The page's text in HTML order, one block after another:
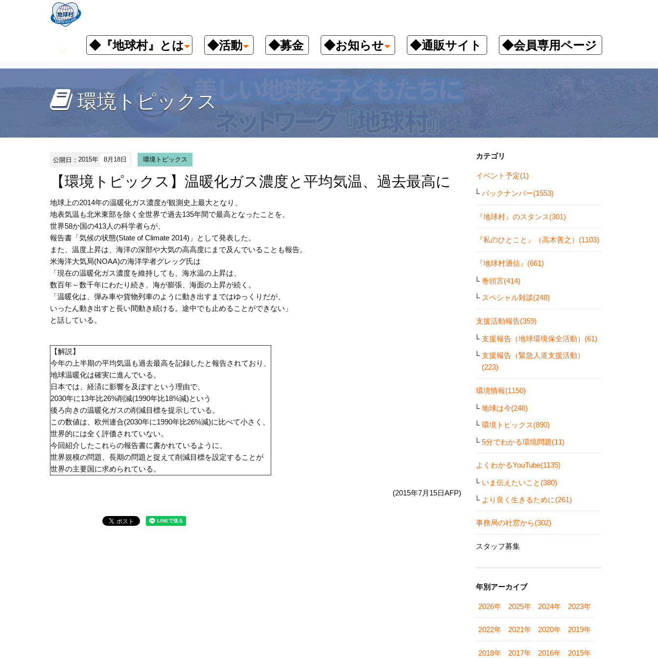
◆『地球村』とは ◆活動 ◆募金 ◆お知らせ ◆通販サイト ◆会員専用ページ
お知らせ 環境情報 環境トピックス 【環境トピックス】温暖化ガス濃度と平均気温、過去最高に
環境トピックス
公開日：2015年 8月18日 環境トピックス
【環境トピックス】温暖化ガス濃度と平均気温、過去最高に
地球上の2014年の温暖化ガス濃度が観測史上最大となり、
地表気温も北米東部を除く全世界で過去135年間で最高となったことを、
世界58か国の413人の科学者らが、
報告書「気候の状態(State of Climate 2014)」として発表した。
また、温度上昇は、海洋の深部や大気の高高度にまで及んでいることも報告。
米海洋大気局(NOAA)の海洋学者グレッグ氏は
「現在の温暖化ガス濃度を維持しても、海水温の上昇は、
数百年～数千年にわたり続き、海が膨張、海面の上昇が続く。
「温暖化は、弾み車や貨物列車のように動き出すまではゆっくりだが、
いったん動き出すと長い間動き続ける。途中でも止めることができない」
と話している。
【解説】
今年の上半期の平均気温も過去最高を記録したと報告されており、
地球温暖化は確実に進んでいる。
日本では、経済に影響を及ぼすという理由で、
2030年に13年比26%削減(1990年比18%減)という
後ろ向きの温暖化ガスの削減目標を提示している。
この数値は、欧州連合(2030年に1990年比26%減)に比べて小さく、
世界的には全く評価されていない。
今回紹介したこれらの報告書に書かれているように、
世界規模の問題、長期の問題と捉えて削減目標を設定することが
世界の主要国に求められている。
(2015年7月15日AFP)
カテゴリ
イベント予定(1)
バックナンバー(1553)
『地球村』のスタンス(301)
『私のひとこと』（高木善之）(1103)
『地球村通信』(661)
巻頭言(414)
スペシャル対談(248)
支援活動報告(359)
支援報告（地球環境保全活動）(61)
支援報告（緊急人道支援活動）
(223)
環境情報(1150)
地球は今(248)
環境トピックス(890)
5分でわかる環境問題(11)
よくわかるYouTube(1135)
いま伝えたいこと(380)
より良く生きるために(261)
事務局の社窓から(302)
スタッフ募集
年別アーカイブ
2026年 2025年 2024年 2023年
2022年 2021年 2020年 2019年
2018年 2017年 2016年 2015年